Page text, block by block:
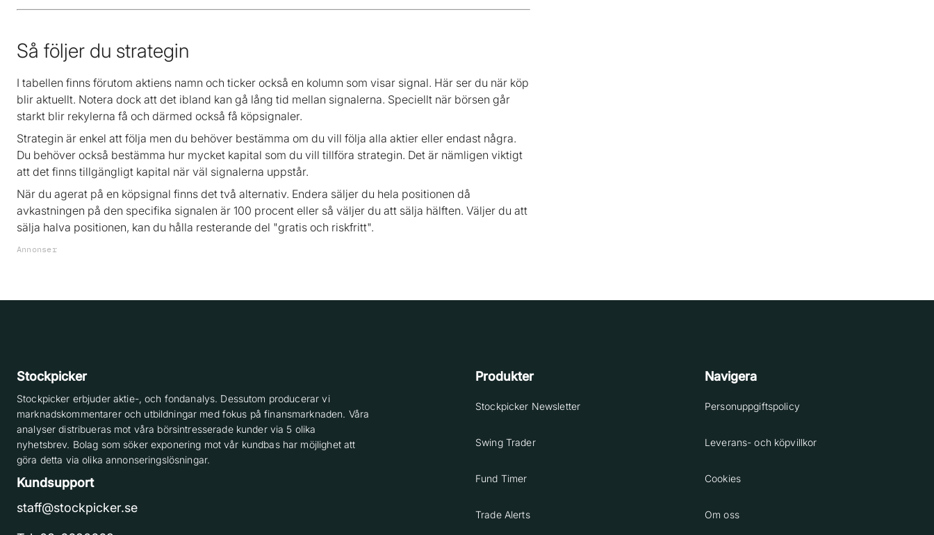
Så följer du strategin
I tabellen finns förutom aktiens namn och ticker också en kolumn som visar signal. Här ser du när köp
blir aktuellt. Notera dock att det ibland kan gå lång tid mellan signalerna. Speciellt när börsen går
starkt blir rekylerna få och därmed också få köpsignaler.
Strategin är enkel att följa men du behöver bestämma om du vill följa alla aktier eller endast några.
Du behöver också bestämma hur mycket kapital som du vill tillföra strategin. Det är nämligen viktigt
att det finns tillgängligt kapital när väl signalerna uppstår.
När du agerat på en köpsignal finns det två alternativ. Endera säljer du hela positionen då
avkastningen på den specifika signalen är 100 procent eller så väljer du att sälja hälften. Väljer du att
sälja halva positionen, kan du hålla resterande del "gratis och riskfritt".
Annonser
Stockpicker
Stockpicker erbjuder aktie-, och fondanalys. Dessutom producerar vi
marknadskommentarer och utbildningar med fokus på finansmarknaden. Våra
analyser distribueras mot våra börsintresserade kunder via 5 olika
nyhetsbrev. Bolag som söker exponering mot vår kundbas har möjlighet att
göra detta via olika annonseringslösningar.
Kundsupport
staff@stockpicker.se
Produkter
Stockpicker Newsletter
Swing Trader
Fund Timer
Trade Alerts
Navigera
Personuppgiftspolicy
Leverans- och köpvillkor
Cookies
Om oss